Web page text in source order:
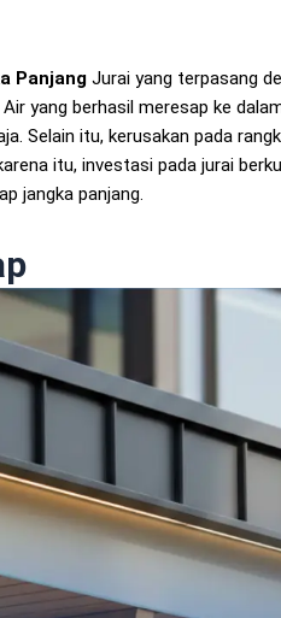
Panjang Jurai yang terpasang
yang berhasil meresap ke
Selain itu, kerusakan pada
itu, investasi pada jurai
jangka panjang.